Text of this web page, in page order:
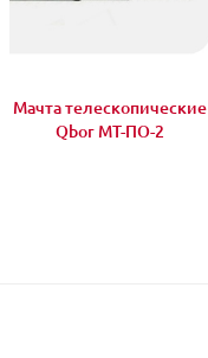
Мачта телескопические
Qbor МТ-ПО-2